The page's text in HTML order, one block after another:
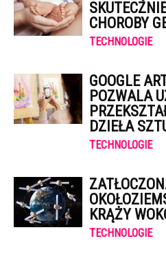
CHOROBY
TECHNOLOGIE
GOOGLE
POZWALA
DZIEŁA
TECHNOLOGIE
KRĄŻY
TECHNOLOGIE